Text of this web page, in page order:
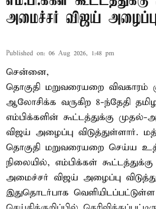
அமைச்சர் விஜய்
Published on: 06 Aug 2026, 1:48 pm
சென்னை,
தொகுதி மறுவரையறை விவகாரம்
ஆலோசிக்க வருகிற 8-ந்தேதி
எம்பிக்களின் கூட்டத்துக்கு
விஜய் அழைப்பு விடுத்துள்ளார்.
தொகுதி மறுவரையறை செய்ய
நிலையில், எம்பிக்கள்
அமைச்சர் விஜய் அழைப்பு
இதுதொடர்பாக வெளியிடப்பட்டுள்ள